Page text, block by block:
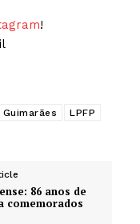
!
Guimarães
LPFP
86 anos de
comemorados